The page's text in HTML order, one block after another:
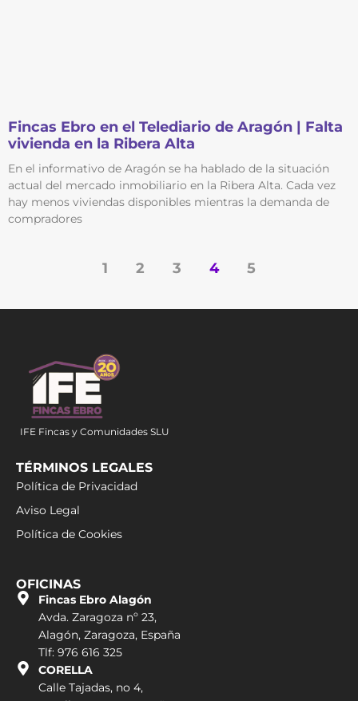
Fincas Ebro en el Telediario de Aragón | Falta
vivienda en la Ribera Alta
En el informativo de Aragón se ha hablado de la situación
actual del mercado inmobiliario en la Ribera Alta. Cada vez
hay menos viviendas disponibles mientras la demanda de
compradores
1 2 3 4 5
IFE Fincas y Comunidades SLU
TÉRMINOS LEGALES
Política de Privacidad
Aviso Legal
Política de Cookies
OFICINAS
Fincas Ebro Alagón
Avda. Zaragoza nº 23,
Alagón, Zaragoza, España
Tlf: 976 616 325
CORELLA
Calle Tajadas, no 4,